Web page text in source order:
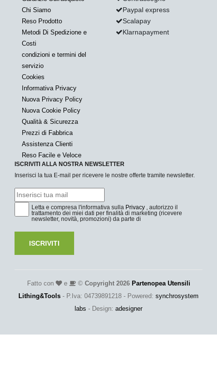
Chi Siamo
Reso Prodotto
Metodi Di Spedizione e
Costi
condizioni e termini del
servizio
Cookies
Informativa Privacy
Nuova Privacy Policy
Nuova Cookie Policy
Qualità & Sicurezza
Prezzi di Fabbrica
Assistenza Clienti
Reso Facile e Veloce
Paypal express
Scalapay
Klarnapayment
ISCRIVITI ALLA NOSTRA NEWSLETTER
Inserisci la tua E-mail per ricevere le nostre offerte tramite newsletter.
Letta e compresa l'informativa sulla Privacy , autorizzo il
trattamento dei miei dati per finalità di marketing (ricevere
newsletter, novità, promozioni) da parte di
ISCRIVITI
Fatto con e © Copyright 2026 Partenopea Utensili
Lithing&Tools - P.Iva: 04739891218 - Powered: synchrosystem
labs - Design: adesigner